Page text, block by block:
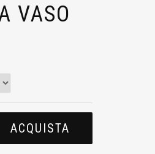
VASO
ACQUISTA